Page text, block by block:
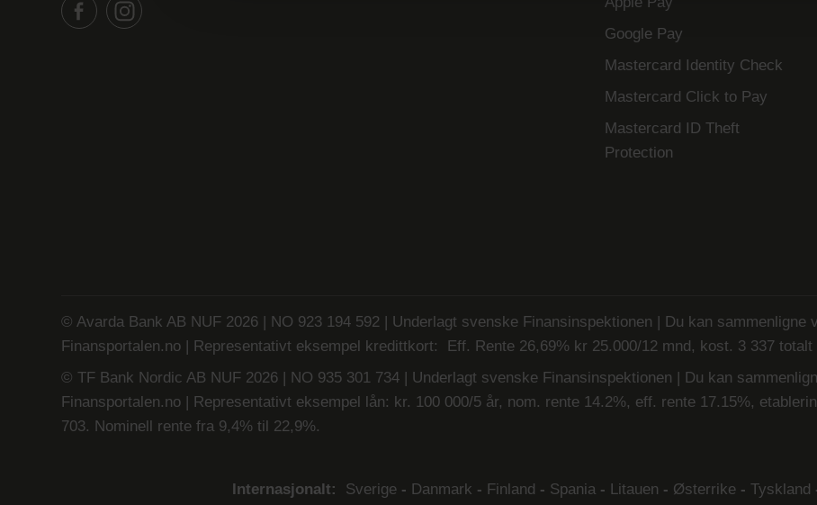
Google Pay
Mastercard Identity Check
Mastercard Click to Pay
Mastercard ID Theft
Protection
© Avarda Bank AB NUF 2026 | NO 923 194 592 | Underlagt svenske Finansinspektionen | Du kan
Finansportalen.no | Representativt eksempel kredittkort: Eff. Rente 26,69% kr 25.000/12 mnd, kost. 3 337 totalt
© TF Bank Nordic AB NUF 2026 | NO 935 301 734 | Underlagt svenske Finansinspektionen | Du kan
Finansportalen.no | Representativt eksempel lån: kr. 100 000/5 år, nom. rente 14.2%, eff. rente 17.15%,
703. Nominell rente fra 9,4% til 22,9%.
Internasjonalt: Sverige - Danmark - Finland - Spania - Litauen - Østerrike - Tyskland